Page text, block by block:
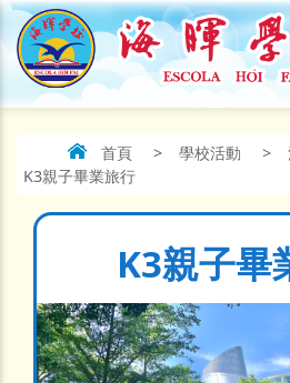
首頁 > 學校活動 >
K3親子畢業旅行
K3親子畢